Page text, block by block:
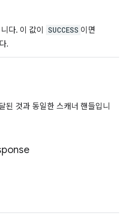
다. 이 값이 SUCCESS 이면
.
된 것과 동일한 스캐너 핸들입니